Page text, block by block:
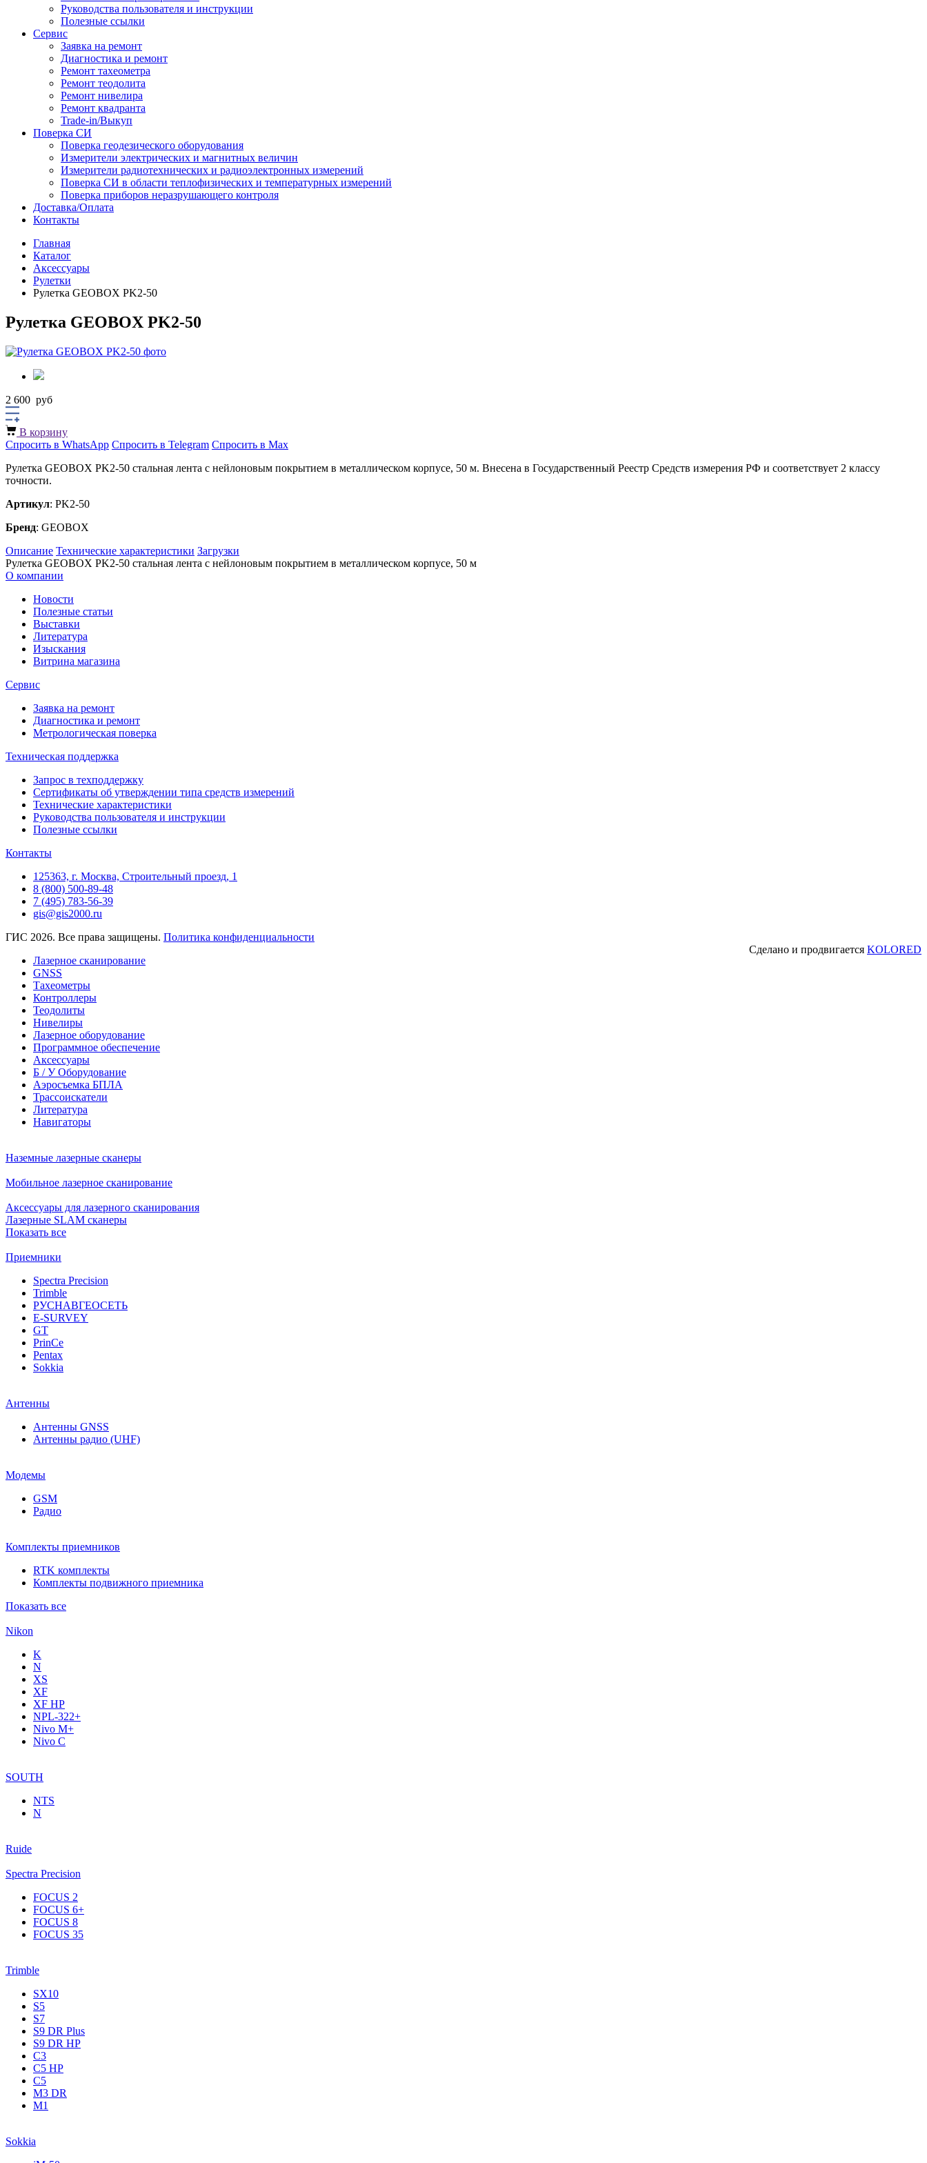
Руководства пользователя и инструкции
Полезные ссылки
Сервис
Заявка на ремонт
Диагностика и ремонт
Ремонт тахеометра
Ремонт теодолита
Ремонт нивелира
Ремонт квадранта
Trade-in/Выкуп
Поверка СИ
Поверка геодезического оборудования
Измерители электрических и магнитных величин
Измерители радиотехнических и радиоэлектронных измерений
Поверка СИ в области теплофизических и температурных измерений
Поверка приборов неразрушающего контроля
Доставка/Оплата
Контакты
Главная
Каталог
Аксессуары
Рулетки
Рулетка GEOBOX PK2-50
Рулетка GEOBOX PK2-50
2 600 руб
В корзину
Спросить в WhatsApp Спросить в Telegram Спросить в Max
Рулетка GEOBOX PK2-50 стальная лента с нейлоновым покрытием в металлическом корпусе, 50 м. Внесена в Государственный Реестр Средств измерения РФ и соответствует 2 классу
точности.
Артикул: PK2-50
Бренд: GEOBOX
Описание Технические характеристики Загрузки
Рулетка GEOBOX PK2-50 стальная лента с нейлоновым покрытием в металлическом корпусе, 50 м
О компании
Новости
Полезные статьи
Выставки
Литература
Изыскания
Витрина магазина
Сервис
Заявка на ремонт
Диагностика и ремонт
Метрологическая поверка
Техническая поддержка
Запрос в техподдержку
Сертификаты об утверждении типа средств измерений
Технические характеристики
Руководства пользователя и инструкции
Полезные ссылки
Контакты
125363, г. Москва, Строительный проезд, 1
8 (800) 500-89-48
7 (495) 783-56-39
gis@gis2000.ru
ГИС 2026. Все права защищены. Политика конфиденциальности
Сделано и продвигается KOLORED
Лазерное сканирование
GNSS
Тахеометры
Контроллеры
Теодолиты
Нивелиры
Лазерное оборудование
Программное обеспечение
Аксессуары
Б / У Оборудование
Аэросъемка БПЛА
Трассоискатели
Литература
Навигаторы
Наземные лазерные сканеры
Мобильное лазерное сканирование
Аксессуары для лазерного сканирования
Лазерные SLAM сканеры
Показать все
Приемники
Spectra Precision
Trimble
РУСНАВГЕОСЕТЬ
E-SURVEY
GT
PrinCe
Pentax
Sokkia
Антенны
Антенны GNSS
Антенны радио (UHF)
Модемы
GSM
Радио
Комплекты приемников
RTK комплекты
Комплекты подвижного приемника
Показать все
Nikon
K
N
XS
XF
XF НР
NPL-322+
Nivo M+
Nivo C
SOUTH
NTS
N
Ruide
Spectra Precision
FOCUS 2
FOCUS 6+
FOCUS 8
FOCUS 35
Trimble
SX10
S5
S7
S9 DR Plus
S9 DR HP
C3
С5 НР
C5
M3 DR
M1
Sokkia